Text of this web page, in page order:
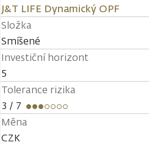
J&T LIFE Dynamický OPF
Složka
Smíšené
Investiční horizont
5
Tolerance rizika
3 / 7
Měna
CZK